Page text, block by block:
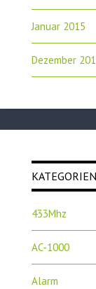
Januar 2015
Dezember
KATEGORIEN
433Mhz
AC-1000
Alarm